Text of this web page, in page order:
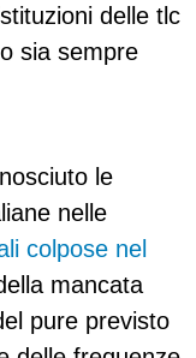
delle tlc
sia sempre
le
nelle
colpose nel
mancata
pure previsto